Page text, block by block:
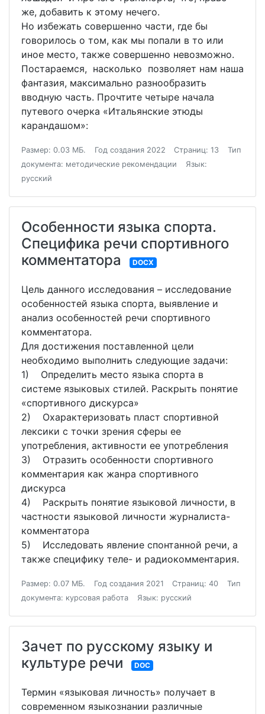
же, добавить к этому нечего.
Но избежать совершенно части, где бы
говорилось о том, как мы попали в то или
иное место, также совершенно невозможно.
Постараемся, насколько позволяет нам наша
фантазия, максимально разнообразить
вводную часть. Прочтите четыре начала
путевого очерка «Итальянские этюды
карандашом»:
Размер: 0.03 МБ. Год создания 2022 Страниц: 13
Тип
документа: методические рекомендации
Язык:
русский
Особенности языка спорта.
Специфика речи спортивного
комментатора
DOCX
Цель данного исследования – исследование
особенностей языка спорта, выявление и
анализ особенностей речи спортивного
комментатора.
Для достижения поставленной цели
необходимо выполнить следующие задачи:
1) Определить место языка спорта в
системе языковых стилей. Раскрыть понятие
«спортивного дискурса»
2) Охарактеризовать пласт спортивной
лексики с точки зрения сферы ее
употребления, активности ее употребления
3) Отразить особенности спортивного
комментария как жанра спортивного
дискурса
4) Раскрыть понятие языковой личности, в
частности языковой личности журналиста-
комментатора
5) Исследовать явление спонтанной речи, а
также специфику теле- и радиокомментария.
Размер: 0.07 МБ. Год создания 2021 Страниц: 40
Тип
документа: курсовая работа
Язык: русский
Зачет по русскому языку и
культуре речи
DOC
Термин «языковая личность» получает в
современном языкознании различные